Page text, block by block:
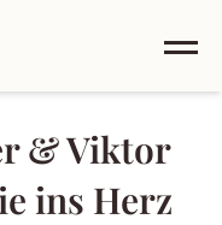
& Viktor
ins Herz